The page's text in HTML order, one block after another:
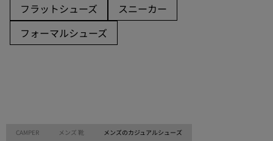
フラットシューズ
スニーカー
フォーマルシューズ
CAMPER メンズ 靴 メンズのカジュアルシューズ